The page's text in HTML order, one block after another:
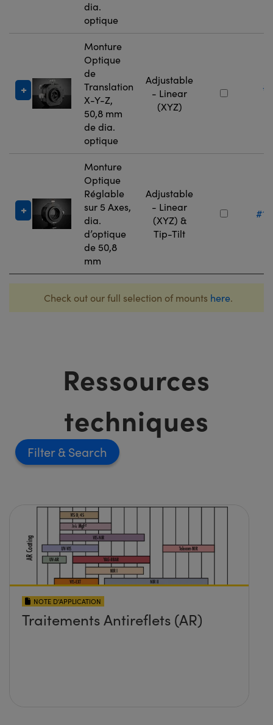
dia.
optique
Monture
Optique
de
Translation
X-Y-Z,
50,8 mm
de dia.
optique
Adjustable
- Linear
(XYZ)
Monture
Optique
Réglable
sur 5 Axes,
dia.
d’optique
de 50,8
mm
Adjustable
- Linear
(XYZ) &
Tip-Tilt
Check out our full selection of mounts here.
Ressources
techniques
Filter
NOTE D’APPLICATION
Traitements Antireflets (AR)